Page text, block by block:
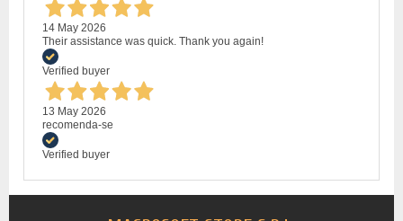
14 May 2026
Their assistance was quick. Thank you again!
Verified buyer
13 May 2026
recomenda-se
Verified buyer